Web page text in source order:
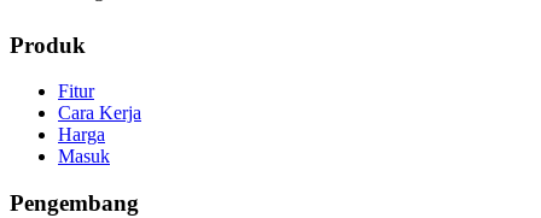
Produk
Fitur
Cara Kerja
Harga
Masuk
Pengembang